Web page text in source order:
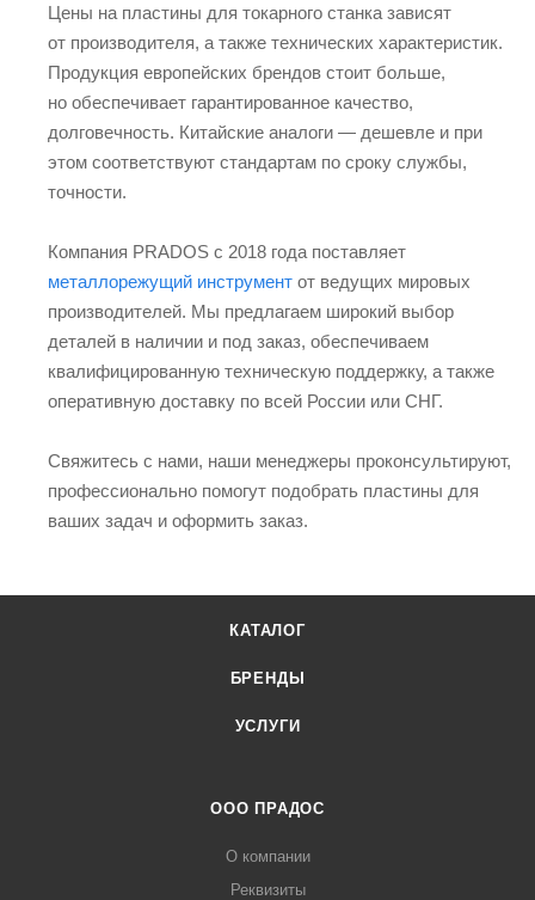
Цены на пластины для токарного станка зависят
от производителя, а также технических характеристик.
Продукция европейских брендов стоит больше,
но обеспечивает гарантированное качество,
долговечность. Китайские аналоги — дешевле и при
этом соответствуют стандартам по сроку службы,
точности.
Компания PRADOS с 2018 года поставляет
металлорежущий инструмент от ведущих мировых
производителей. Мы предлагаем широкий выбор
деталей в наличии и под заказ, обеспечиваем
квалифицированную техническую поддержку, а также
оперативную доставку по всей России или СНГ.
Свяжитесь с нами, наши менеджеры проконсультируют,
профессионально помогут подобрать пластины для
ваших задач и оформить заказ.
КАТАЛОГ
БРЕНДЫ
УСЛУГИ
ООО ПРАДОС
О компании
Реквизиты